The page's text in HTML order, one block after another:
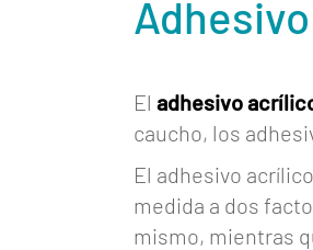
somos
Eventos
Glosario
El adhesivo
caucho, los
El adhesivo
medida a dos
mismo, mientras